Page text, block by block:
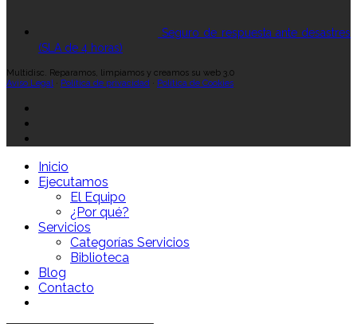
Seguro de respuesta ante desastres
(SLA de 4 horas)
Multidisc. Reparamos, limpiamos y creamos su web 3.0
Aviso Legal· Política de privacidad · Política de Cookies
Inicio
Ejecutamos
El Equipo
¿Por qué?
Servicios
Categorías Servicios
Biblioteca
Blog
Contacto